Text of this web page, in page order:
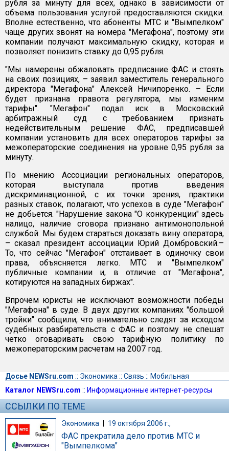
рубля за минуту для всех, однако в зависимости от
объема пользования услугой предоставляются скидки.
Вполне естественно, что абоненты МТС и "Вымпелком"
чаще других звонят на номера "Мегафона", поэтому эти
компании получают максимальную скидку, которая и
позволяет понизить ставку до 0,95 рубля.
"Мы намерены обжаловать предписание ФАС и стоять
на своих позициях, – заявил заместитель генерального
директора "Мегафона" Алексей Ничипоренко. – Если
будет признана правота регулятора, мы изменим
тарифы". "Мегафон" подал иск в Московский
арбитражный суд с требованием признать
недействительным решение ФАС, предписавшей
компании установить для всех операторов тарифы за
межоператорские соединения на уровне 0,95 рубля за
минуту.
По мнению Ассоциации региональных операторов,
которая выступала против введения
дискриминационной, с их точки зрения, практики
разных ставок, полагают, что успехов в суде "Мегафон"
не добьется. "Нарушение закона "О конкуренции" здесь
налицо, наличие сговора признано антимонопольной
службой. Мы будем стараться доказать вину оператора,
– сказал президент ассоциации Юрий Домбровский.–
То, что сейчас "Мегафон" отстаивает в одиночку свои
права, объясняется легко. МТС и "Вымпелком"
публичные компании и, в отличие от "Мегафона",
котируются на западных биржах".
Впрочем юристы не исключают возможности победы
"Мегафона" в суде. В двух других компаниях "большой
тройки" сообщили, что внимательно следят за исходом
судебных разбирательств с ФАС и поэтому не спешат
четко оговаривать свою тарифную политику по
межоператорским расчетам на 2007 год.
Досье NEWSru.com :: Экономика :: Связь :: Мобильная
Каталог NEWSru.com :: Информационные интернет-ресурсы
ССЫЛКИ ПО ТЕМЕ
Экономика | 19 октября 2006 г.,
ФАС прекратила дело против МТС и
"Вымпелкома"